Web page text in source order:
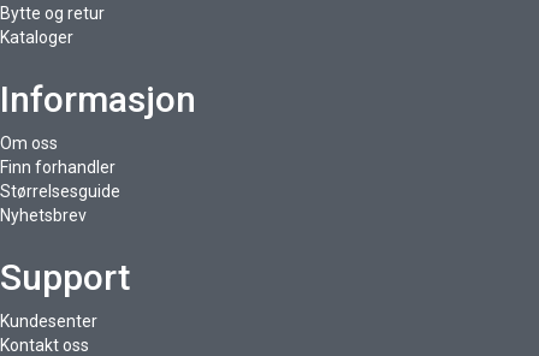
Bytte og retur
Kataloger
Informasjon
Om oss
Finn forhandler
Størrelsesguide
Nyhetsbrev
Support
Kundesenter
Kontakt oss